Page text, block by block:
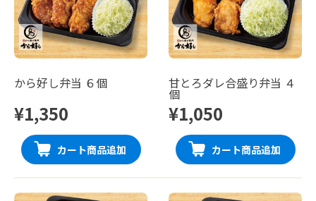
から好し弁当 ６個
¥1,350
カート商品追加
甘とろダレ合盛り弁当 ４
個
¥1,050
カート商品追加